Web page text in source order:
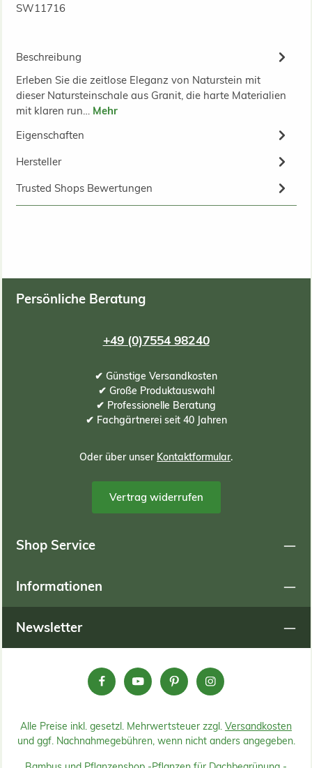
SW11716
Beschreibung
Erleben Sie die zeitlose Eleganz von Naturstein mit
dieser Natursteinschale aus Granit, die harte Materialien
mit klaren run… Mehr
Eigenschaften
Hersteller
Trusted Shops Bewertungen
Persönliche Beratung
+49 (0)7554 98240
✔ Günstige Versandkosten
✔ Große Produktauswahl
✔ Professionelle Beratung
✔ Fachgärtnerei seit 40 Jahren
Oder über unser Kontaktformular.
Vertrag widerrufen
Shop Service
Informationen
Newsletter
Alle Preise inkl. gesetzl. Mehrwertsteuer zzgl. Versandkosten
und ggf. Nachnahmegebühren, wenn nicht anders angegeben.